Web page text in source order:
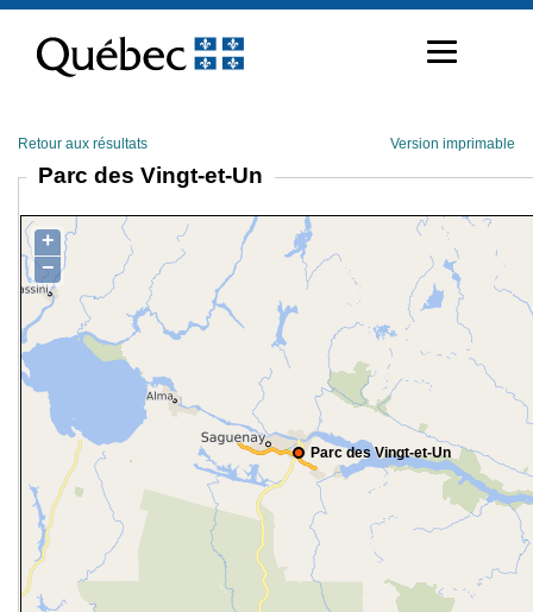
contenu
Retour aux résultats Version imprimable
Parc des Vingt-et-Un
Parc des Vingt-et-Un
+
−